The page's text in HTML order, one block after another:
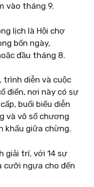
vào tháng 9.
lịch là Hội chợ
bốn ngày,
đầu tháng 8.
trình diễn và cuộc
điển, nơi này có sự
buổi biểu diễn
và vô số chương
khấu giữa chừng.
giải trí, với 14 sự
cưỡi ngựa cho đến